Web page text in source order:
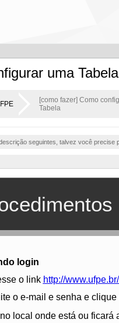
uma Tabela
[como fazer] Como
Tabela
seguintes, talvez você precise